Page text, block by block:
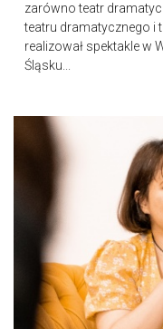
zarówno teatr
teatru dramatycznego i
realizował spektakle w
Śląsku...